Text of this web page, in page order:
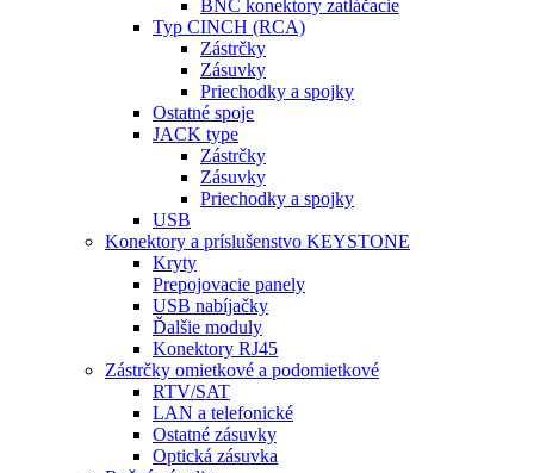
BNC konektory zatláčacie
Typ CINCH (RCA)
Zástrčky
Zásuvky
Priechodky a spojky
Ostatné spoje
JACK type
Zástrčky
Zásuvky
Priechodky a spojky
USB
Konektory a príslušenstvo KEYSTONE
Kryty
Prepojovacie panely
USB nabíjačky
Ďalšie moduly
Konektory RJ45
Zástrčky omietkové a podomietkové
RTV/SAT
LAN a telefonické
Ostatné zásuvky
Optická zásuvka